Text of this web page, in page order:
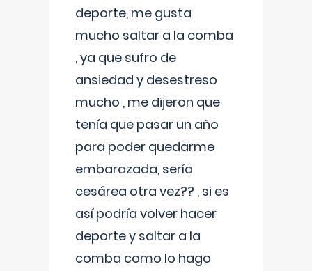
deporte, me gusta
mucho saltar a la comba
, ya que sufro de
ansiedad y desestreso
mucho , me dijeron que
tenía que pasar un año
para poder quedarme
embarazada, sería
cesárea otra vez?? , si es
así podría volver hacer
deporte y saltar a la
comba como lo hago